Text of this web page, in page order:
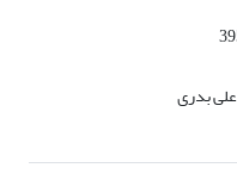
بدری